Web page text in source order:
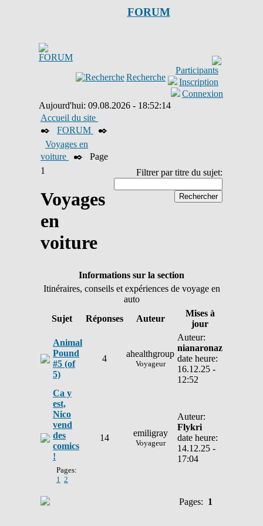
FORUM
Recherche
Participants
Inscription
Connexion
Aujourd'hui: 09.08.2026 - 18:52:14
Accueil du site
✒️ FORUM
✒️
Voyages en
voiture
✒️ Page
1
Voyages
en
voiture
Filtrer par titre du sujet:
Informations sur la section
Itinéraires, conseils et expériences de voyage en
auto
Sujet
Réponses Auteur
Mises à
jour
Animal
Pound
#5 (of
5)
4 ahealthgroup
Voyageur
Auteur:
nianaronaz
date heure:
16.12.25 -
12:52
Ca y
est,
Nico
vend
des
comics
!
Pages:
1 2
14 emiligray
Voyageur
Auteur:
Flykri
date heure:
14.12.25 -
17:04
Pages: 1